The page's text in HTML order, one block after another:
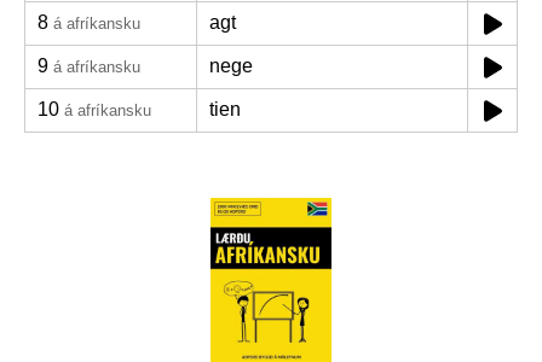
8 á afríkansku agt
9 á afríkansku nege
10 á afríkansku tien